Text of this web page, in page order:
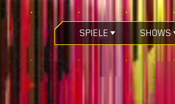
SPIELE SHOWS